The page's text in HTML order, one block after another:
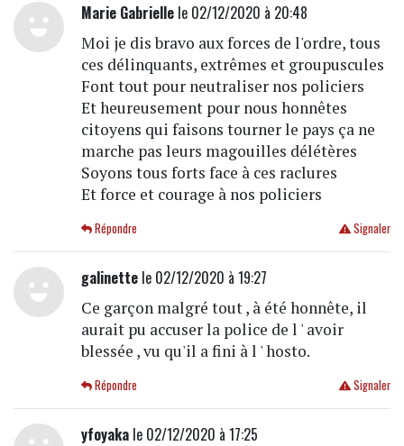
Marie Gabriellele 02/12/2020 à 20:48
Moi je dis bravo aux forces de l'ordre, tous
ces délinquants, extrêmes et groupuscules
Font tout pour neutraliser nos policiers
Et heureusement pour nous honnêtes
citoyens qui faisons tourner le pays ça ne
marche pas leurs magouilles délétères
Soyons tous forts face à ces raclures
Et force et courage à nos policiers
Signaler
Répondre
galinettele 02/12/2020 à 19:27
Ce garçon malgré tout , à été honnête, il
aurait pu accuser la police de l ' avoir
blessée , vu qu'il a fini à l ' hosto.
Signaler
Répondre
yfoyakale 02/12/2020 à 17:25